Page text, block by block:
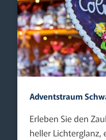
Adventstraum
Erleben Sie den
heller Lichterglanz,